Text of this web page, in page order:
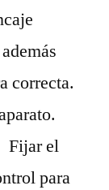
correcta.
Fijar el
para